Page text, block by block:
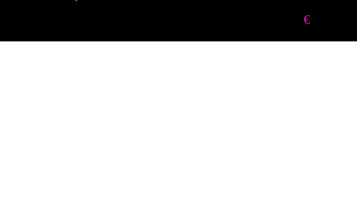
€